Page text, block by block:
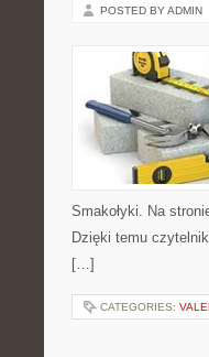
POSTED BY ADMIN
Smakołyki. Na
Dzięki temu
[…]
CATEGORIES: